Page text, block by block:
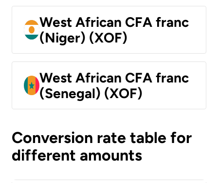
West African CFA franc
(Niger) (XOF)
West African CFA franc
(Senegal) (XOF)
Conversion rate table for
different amounts